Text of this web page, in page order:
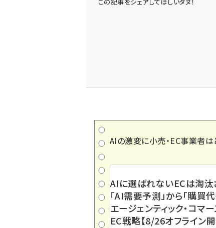
AIの激変に小売・EC事業者
AIに選ばれないECは淘汰
「AI需要予測」から「購買
エージェンティック・コマ
EC戦略【8/26オフライン開